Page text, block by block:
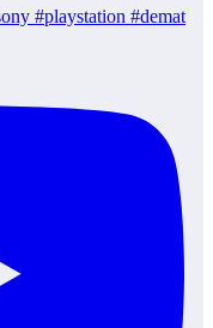
#playstation #demat